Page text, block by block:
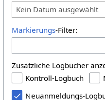
Kein Datum ausgewählt
Markierungs-Filter:
Zusätzliche Logbücher
Kontroll-Logbuch
Neuanmeldungs-